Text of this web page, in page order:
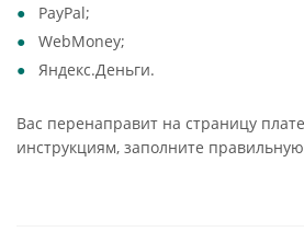
PayPal;
WebMoney;
Яндекс.Деньги.
Вас перенаправит на страницу
инструкциям, заполните